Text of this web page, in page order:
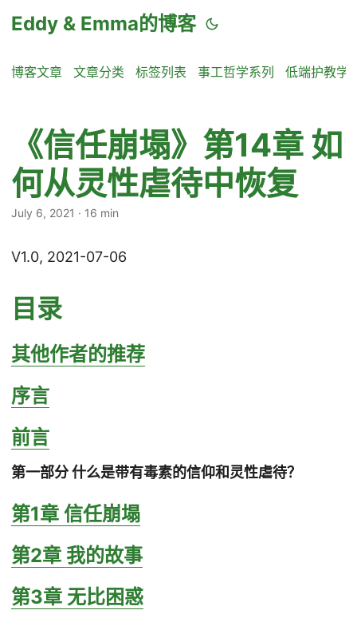
Eddy & Emma的博客
博客文章 文章分类 标签列表 事工哲学系列 低端护教学
《信任崩塌》第14章 如
何从灵性虐待中恢复
July 6, 2021 · 16 min
V1.0, 2021-07-06
目录
其他作者的推荐
序言
前言
第一部分 什么是带有毒素的信仰和灵性虐待？
第1章 信任崩塌
第2章 我的故事
第3章 无比困惑